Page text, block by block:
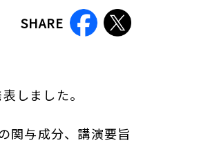
SHARE
しました。
関与成分、講演要旨